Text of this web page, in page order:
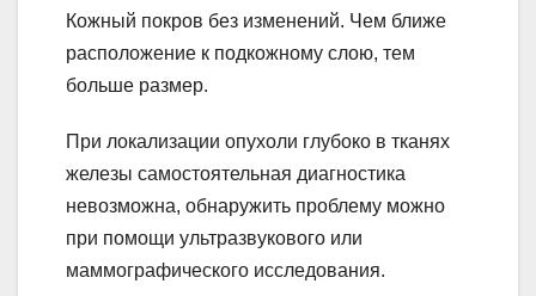
Кожный покров без изменений. Чем ближе
расположение к подкожному слою, тем
больше размер.
При локализации опухоли глубоко в тканях
железы самостоятельная диагностика
невозможна, обнаружить проблему можно
при помощи ультразвукового или
маммографического исследования.